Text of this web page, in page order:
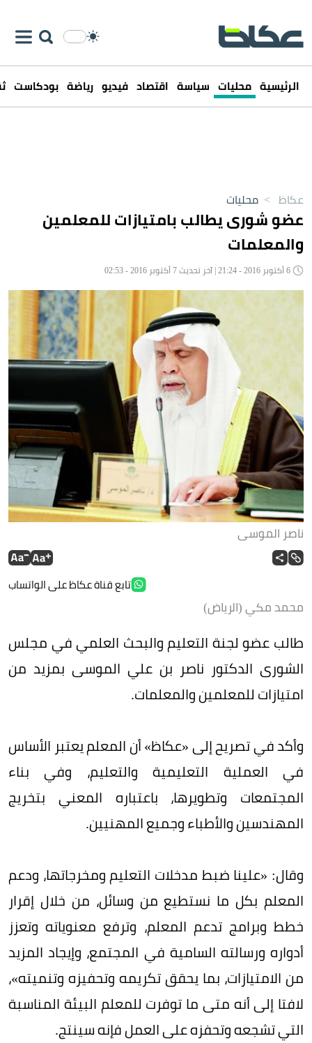
الرئيسية محليات سياسة اقتصاد فيديو رياضة بودكاست
عكاظ > محليات
عضو شورى يطالب بامتيازات للمعلمين
والمعلمات
ناصر الموسى
تابع قناة عكاظ على الواتساب
محمد مكي (الرياض)
طالب عضو لجنة التعليم والبحث العلمي في مجلس
الشورى الدكتور ناصر بن علي الموسى بمزيد من
امتيازات للمعلمين والمعلمات.
وأكد في تصريح إلى «عكاظ» أن المعلم يعتبر الأساس
في العملية التعليمية والتعليم، وفي بناء
المجتمعات وتطويرها، باعتباره المعني بتخريج
المهندسين والأطباء وجميع المهنيين.
وقال: «علينا ضبط مدخلات التعليم ومخرجاتها، ودعم
المعلم بكل ما نستطيع من وسائل، من خلال إقرار
خطط وبرامج تدعم المعلم، وترفع معنوياته وتعزز
أدواره ورسالته السامية في المجتمع، وإيجاد المزيد
من الامتيازات، بما يحقق تكريمه وتحفيزه وتنميته»،
لافتا إلى أنه متى ما توفرت للمعلم البيئة المناسبة
التي تشجعه وتحفزه على العمل فإنه سينتج.